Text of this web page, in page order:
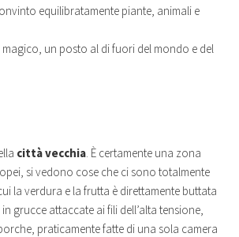
equilibratamente piante, animali e
magico, un posto al di fuori del mondo e del
città vecchia. È certamente una zona
si vedono cose che ci sono totalmente
la verdura e la frutta è direttamente buttata
grucce attaccate ai fili dell’alta tensione,
praticamente fatte di una sola camera